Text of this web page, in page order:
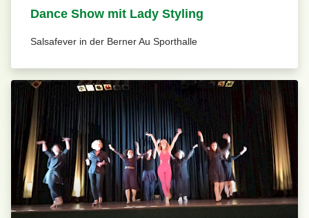
Dance Show mit Lady Styling
Salsafever in der Berner Au Sporthalle